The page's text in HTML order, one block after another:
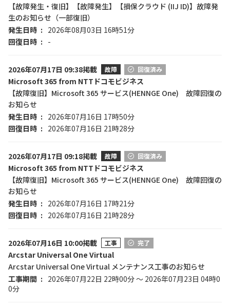
【故障発生・復旧】【故障発生】【損保クラウド (IIJ ID)】故障発
生のお知らせ（一部復旧）
発生日時
2026年08月03日 16時51分
回復日時
-
2026年07月17日 09:38掲載 故障 回復済み
Microsoft 365 from NTTドコモビジネス
【故障復旧】Microsoft 365 サービス(HENNGE One) 故障回復の
お知らせ
発生日時
2026年07月16日 17時50分
回復日時
2026年07月16日 21時28分
2026年07月17日 09:18掲載 故障 回復済み
Microsoft 365 from NTTドコモビジネス
【故障復旧】Microsoft 365 サービス(HENNGE One) 故障回復の
お知らせ
発生日時
2026年07月16日 17時21分
回復日時
2026年07月16日 21時28分
2026年07月16日 10:00掲載 工事 完了
Arcstar Universal One Virtual
Arcstar Universal One Virtual メンテナンス工事のお知らせ
工事期間
2026年07月22日 22時00分 ～ 2026年07月23日 04時0
0分